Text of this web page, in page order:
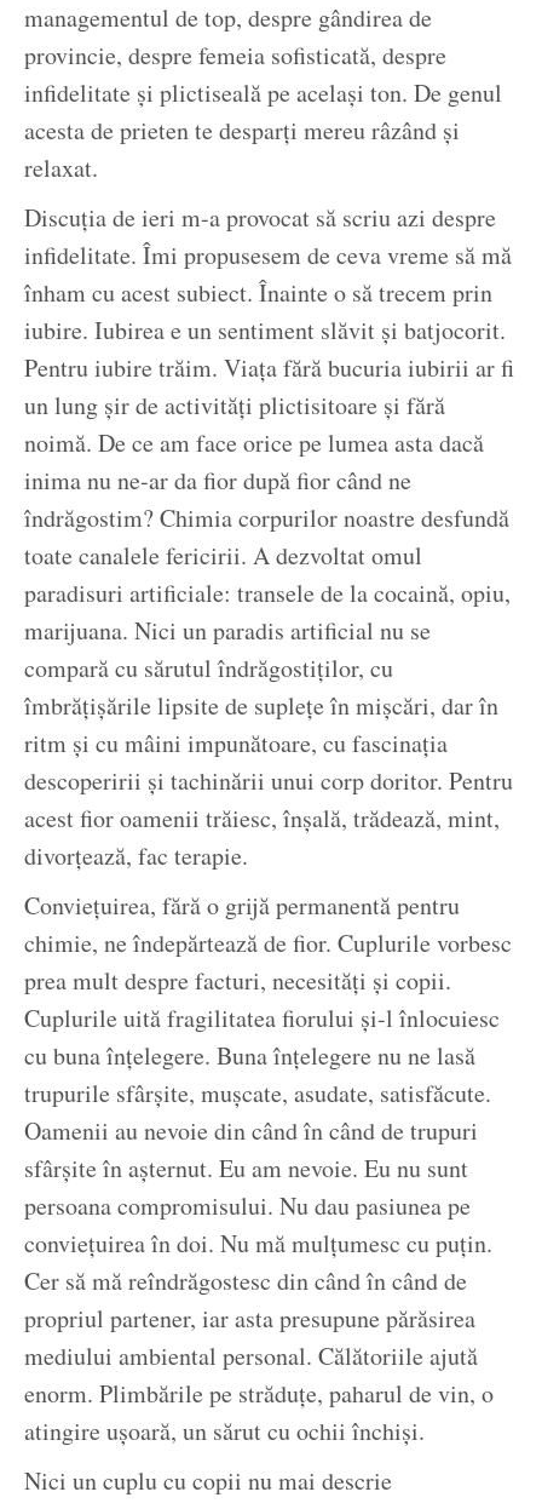
managementul de top, despre gândirea de
provincie, despre femeia sofisticată, despre
infidelitate și plictiseală pe același ton. De genul
acesta de prieten te desparți mereu râzând și
relaxat.
Discuția de ieri m-a provocat să scriu azi despre
infidelitate. Îmi propusesem de ceva vreme să mă
înham cu acest subiect. Înainte o să trecem prin
iubire. Iubirea e un sentiment slăvit și batjocorit.
Pentru iubire trăim. Viața fără bucuria iubirii ar fi
un lung șir de activități plictisitoare și fără
noimă. De ce am face orice pe lumea asta dacă
inima nu ne-ar da fior după fior când ne
îndrăgostim? Chimia corpurilor noastre desfundă
toate canalele fericirii. A dezvoltat omul
paradisuri artificiale: transele de la cocaină, opiu,
marijuana. Nici un paradis artificial nu se
compară cu sărutul îndrăgostiților, cu
îmbrățișările lipsite de suplețe în mișcări, dar în
ritm și cu mâini impunătoare, cu fascinația
descoperirii și tachinării unui corp doritor. Pentru
acest fior oamenii trăiesc, înșală, trădează, mint,
divorțează, fac terapie.
Conviețuirea, fără o grijă permanentă pentru
chimie, ne îndepărtează de fior. Cuplurile vorbesc
prea mult despre facturi, necesități și copii.
Cuplurile uită fragilitatea fiorului și-l înlocuiesc
cu buna înțelegere. Buna înțelegere nu ne lasă
trupurile sfârșite, mușcate, asudate, satisfăcute.
Oamenii au nevoie din când în când de trupuri
sfârșite în așternut. Eu am nevoie. Eu nu sunt
persoana compromisului. Nu dau pasiunea pe
conviețuirea în doi. Nu mă mulțumesc cu puțin.
Cer să mă reîndrăgostesc din când în când de
propriul partener, iar asta presupune părăsirea
mediului ambiental personal. Călătoriile ajută
enorm. Plimbările pe străduțe, paharul de vin, o
atingire ușoară, un sărut cu ochii închiși.
Nici un cuplu cu copii nu mai descrie